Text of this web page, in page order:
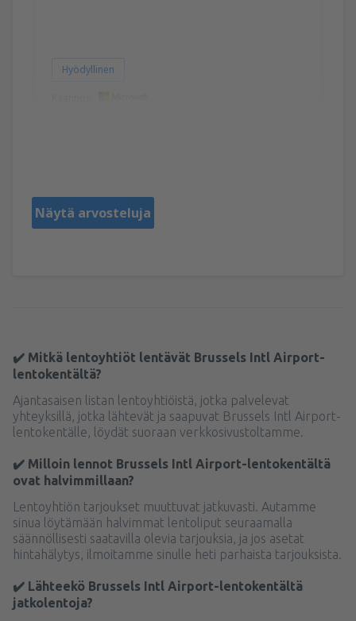
Hyödyllinen
Näytä arvosteluja
✔️ Mitkä lentoyhtiöt lentävät Brussels Intl Airport-
lentokentältä?
Ajantasaisen listan lentoyhtiöistä, jotka palvelevat
yhteyksillä, jotka lähtevät ja saapuvat Brussels Intl Airport-
lentokentälle, löydät suoraan verkkosivustoltamme.
✔️ Milloin lennot Brussels Intl Airport-lentokentältä
ovat halvimmillaan?
Lentoyhtiön tarjoukset muuttuvat jatkuvasti. Autamme
sinua löytämään halvimmat lentoliput seuraamalla
säännöllisesti saatavilla olevia tarjouksia, ja jos asetat
hintahälytys, ilmoitamme sinulle heti parhaista tarjouksista.
✔️ Lähteekö Brussels Intl Airport-lentokentältä
jatkolentoja?